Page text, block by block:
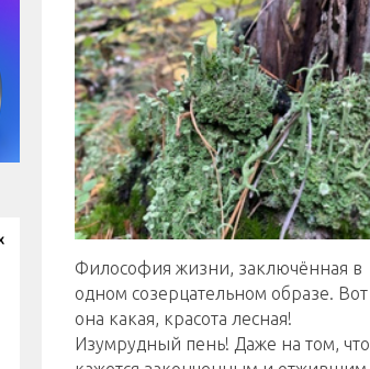
Философия жизни, заключённая в
одном созерцательном образе. Вот
она какая, красота лесная!
Изумрудный пень! Даже на том, что